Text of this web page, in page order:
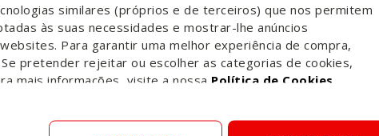
similares (próprios e de terceiros) que nos permitem
às suas necessidades e mostrar-lhe anúncios
Para garantir uma melhor experiência de compra,
pretender rejeitar ou escolher as categorias de cookies,
mais informações, visite a nossa Política de Cookies
This site is protected by reCAPTCHA and the GooglePrivacy